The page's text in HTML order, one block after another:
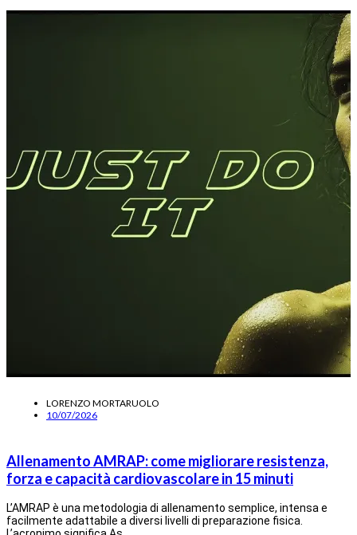
LORENZO MORTARUOLO
10/07/2026
Allenamento AMRAP: come migliorare resistenza,
forza e capacità cardiovascolare in 15 minuti
L’AMRAP è una metodologia di allenamento semplice, intensa e
facilmente adattabile a diversi livelli di preparazione fisica.